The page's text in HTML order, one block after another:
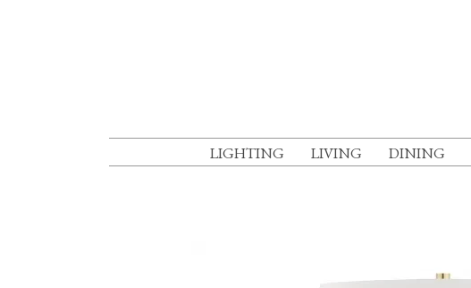
LIGHTING LIVING DINING